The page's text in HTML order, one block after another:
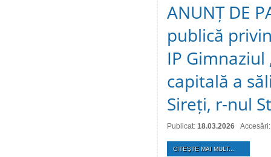
ANUNȚ DE
publică
IP Gimnaziul
capitală a
Sireți, r-nul
Publicat: 18.03.2026
CITEŞTE MAI MULT...